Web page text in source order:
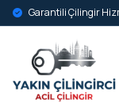
Garantili Çilingir